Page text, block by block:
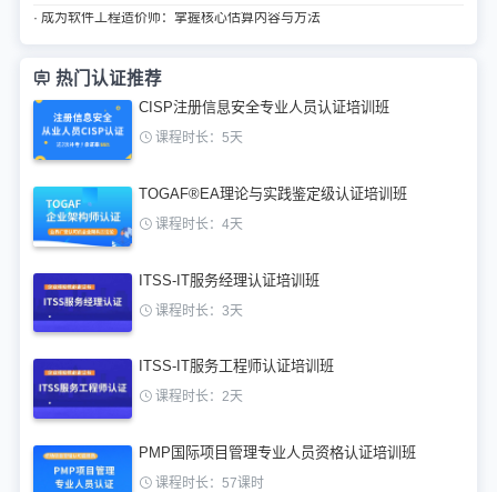
· 成为软件工程造价师：掌握核心估算内容与方法
热门认证推荐
CISP注册信息安全专业人员认证培训班
课程时长：5天
TOGAF®EA理论与实践鉴定级认证培训班
课程时长：4天
ITSS-IT服务经理认证培训班
课程时长：3天
ITSS-IT服务工程师认证培训班
课程时长：2天
PMP国际项目管理专业人员资格认证培训班
课程时长：57课时